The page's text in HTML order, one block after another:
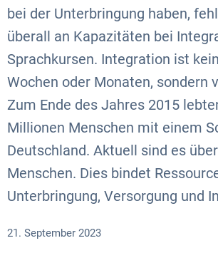
bei der Unterbringung haben,
überall an Kapazitäten bei
Sprachkursen. Integration ist
Wochen oder Monaten, sondern
Zum Ende des Jahres 2015
Millionen Menschen mit einem
Deutschland. Aktuell sind es
Menschen. Dies bindet
Unterbringung, Versorgung und
21. September 2023